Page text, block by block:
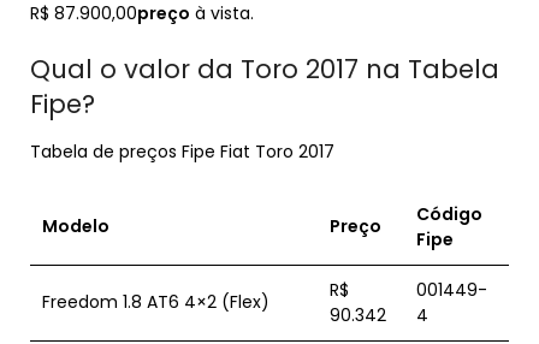
R$ 87.900,00preço à vista.
Qual o valor da Toro 2017 na Tabela
Fipe?
Tabela de preços Fipe Fiat Toro 2017
Modelo Preço
Código
Fipe
Freedom 1.8 AT6 4×2 (Flex)
R$
90.342
001449-
4